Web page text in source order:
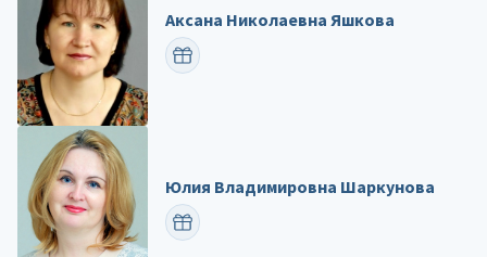
Аксана Николаевна Яшкова
ПОЗДРАВИТЬ
Юлия Владимировна Шаркунова
ПОЗДРАВИТЬ